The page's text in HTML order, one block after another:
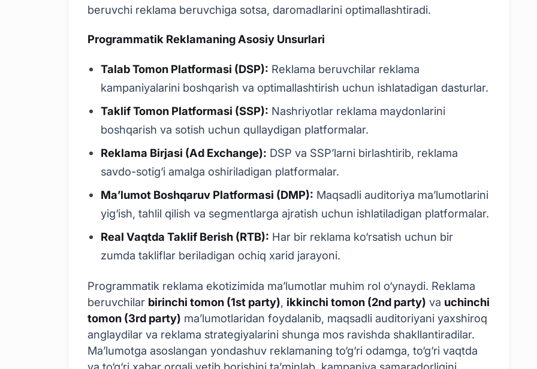
beruvchi reklama beruvchiga sotsa, daromadlarini optimallashtiradi.
Programmatik Reklamaning Asosiy Unsurlari
Talab Tomon Platformasi (DSP): Reklama beruvchilar reklama
kampaniyalarini boshqarish va optimallashtirish uchun ishlatadigan dasturlar.
Taklif Tomon Platformasi (SSP): Nashriyotlar reklama maydonlarini
boshqarish va sotish uchun qullaydigan platformalar.
Reklama Birjasi (Ad Exchange): DSP va SSP’larni birlashtirib, reklama
savdo-sotig‘i amalga oshiriladigan platformalar.
Ma’lumot Boshqaruv Platformasi (DMP): Maqsadli auditoriya ma’lumotlarini
yig‘ish, tahlil qilish va segmentlarga ajratish uchun ishlatiladigan platformalar.
Real Vaqtda Taklif Berish (RTB): Har bir reklama ko‘rsatish uchun bir
zumda takliflar beriladigan ochiq xarid jarayoni.
Programmatik reklama ekotizimida ma’lumotlar muhim rol o‘ynaydi. Reklama
beruvchilar birinchi tomon (1st party), ikkinchi tomon (2nd party) va uchinchi
tomon (3rd party) ma’lumotlaridan foydalanib, maqsadli auditoriyani yaxshiroq
anglaydilar va reklama strategiyalarini shunga mos ravishda shakllantiradilar.
Ma’lumotga asoslangan yondashuv reklamaning to‘g‘ri odamga, to‘g‘ri vaqtda